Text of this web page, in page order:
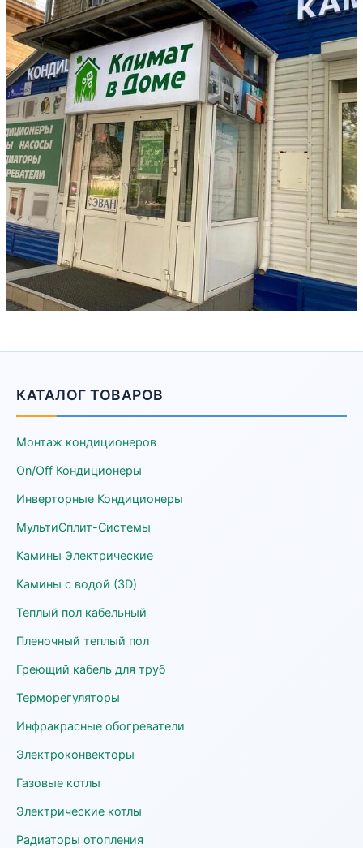
КАТАЛОГ ТОВАРОВ
Монтаж кондиционеров
On/Off Кондиционеры
Инверторные Кондиционеры
МультиСплит-Системы
Камины Электрические
Камины с водой (3D)
Теплый пол кабельный
Пленочный теплый пол
Греющий кабель для труб
Терморегуляторы
Инфракрасные обогреватели
Электроконвекторы
Газовые котлы
Электрические котлы
Радиаторы отопления